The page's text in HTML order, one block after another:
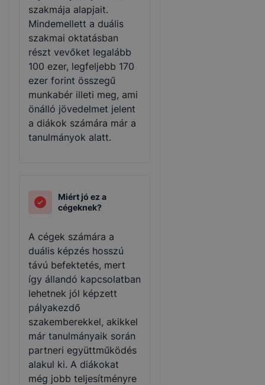
szakmája alapjait.
Mindemellett a duális
szakmai oktatásban
részt vevőket legalább
100 ezer, legfeljebb 170
ezer forint összegű
munkabér illeti meg, ami
önálló jövedelmet jelent
a diákok számára már a
tanulmányok alatt.
Miért jó ez a
cégeknek?
A cégek számára a
duális képzés hosszú
távú befektetés, mert
így állandó kapcsolatban
lehetnek jól képzett
pályakezdő
szakemberekkel, akikkel
már tanulmányaik során
partneri együttműködés
alakul ki. A diákokat
még jobb teljesítményre